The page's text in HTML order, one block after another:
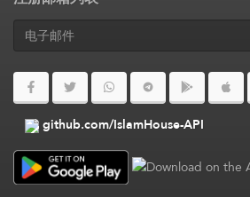
github.com/IslamHouse-API